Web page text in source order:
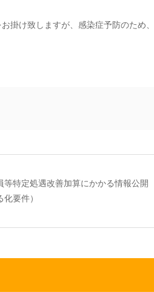
掛け致しますが、感染症予防のため
等特定処遇改善加算にかかる情報公開
化要件）